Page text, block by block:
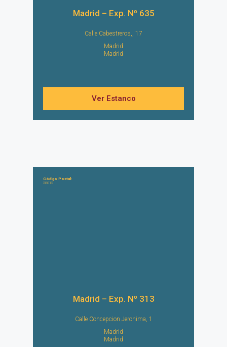
Madrid – Exp. Nº 635
Calle Cabestreros,, 17
Madrid
Madrid
Ver Estanco
Código Postal:
28012
Madrid – Exp. Nº 313
Calle Concepcion Jeronima, 1
Madrid
Madrid